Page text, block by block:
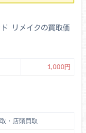
リメイクの買取価
1,000円
・店頭買取